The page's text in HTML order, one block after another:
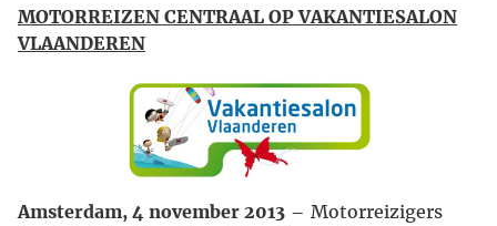
MOTORREIZEN CENTRAAL OP VAKANTIESALON
VLAANDEREN
Amsterdam, 4 november 2013 – Motorreizigers